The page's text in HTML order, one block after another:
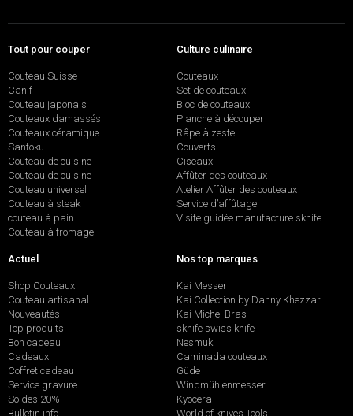
Tout pour couper
Couteau Suisse
Canif
Couteau japonais
Couteaux damassés
Couteaux céramique
Santoku
Couteau de cuisine
Couteau de cuisine
Couteau universel
Couteau à steak
couteau à pain
Couteau à fromage
Culture culinaire
Couteaux
Set de couteaux
Bloc de couteaux
Planche à découper
Râpe à zeste
Couverts
Ciseaux
Affûter des couteaux
Atelier Affûter des couteaux
Service d’affûtage
Visite guidée manufacture sknife
Actuel
Shop Couteaux
Couteau artisanal
Nouveautés
Top produits
Bon cadeau
Cadeaux
Coffret cadeau
Service gravure
Soldes 20%
Bulletin info
Nos top marques
Kai Messer
Kai Collection by Danny Khezzar
Kai Michel Bras
sknife swiss knife
Nesmuk
Caminada couteaux
Güde
Windmühlenmesser
Kyocera
World of knives Tools